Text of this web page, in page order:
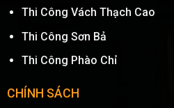
Thi Công Vách Thạch Cao
Thi Công Sơn Bả
Thi Công Phào Chỉ
CHÍNH SÁCH